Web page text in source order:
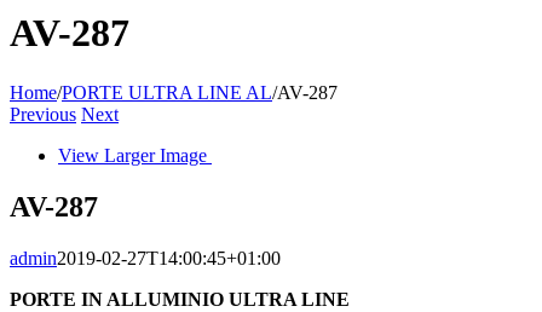
AV-287
Home/PORTE ULTRA LINE AL/AV-287
Previous Next
View Larger Image
AV-287
admin2019-02-27T14:00:45+01:00
PORTE IN ALLUMINIO ULTRA LINE